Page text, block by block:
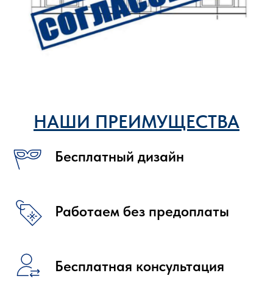
НАШИ ПРЕИМУЩЕСТВА
Бесплатный дизайн
Работаем без предоплаты
Бесплатная консультация